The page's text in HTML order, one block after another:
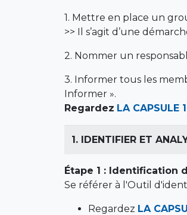
1. Mettre en place un
>> Il s’agit d’une
2. Nommer un
3. Informer tous les
Informer ».
Regardez LA CAPSULE
1. IDENTIFIER ET
Étape 1 : Identification
Se référer à l'Outil
Regardez LA